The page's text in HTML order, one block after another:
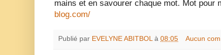
mains et en savourer chaque mot. Mot pour
blog.com/
Publié par EVELYNE ABITBOL à 08:05 Aucun